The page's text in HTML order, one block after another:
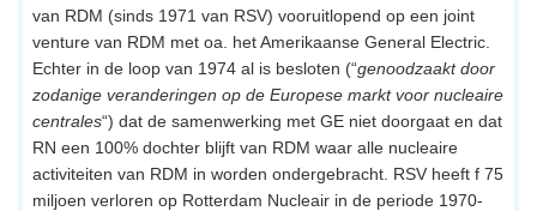
van RDM (sinds 1971 van RSV) vooruitlopend op een joint
venture van RDM met oa. het Amerikaanse General Electric.
Echter in de loop van 1974 al is besloten (“genoodzaakt door
zodanige veranderingen op de Europese markt voor nucleaire
centrales“) dat de samenwerking met GE niet doorgaat en dat
RN een 100% dochter blijft van RDM waar alle nucleaire
activiteiten van RDM in worden ondergebracht. RSV heeft f 75
miljoen verloren op Rotterdam Nucleair in de periode 1970-